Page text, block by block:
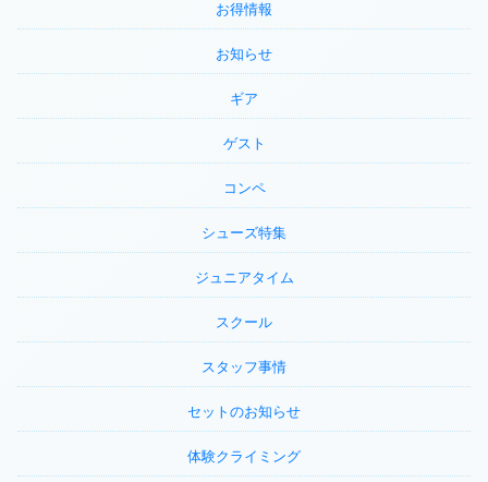
お得情報
お知らせ
ギア
ゲスト
コンペ
シューズ特集
ジュニアタイム
スクール
スタッフ事情
セットのお知らせ
体験クライミング